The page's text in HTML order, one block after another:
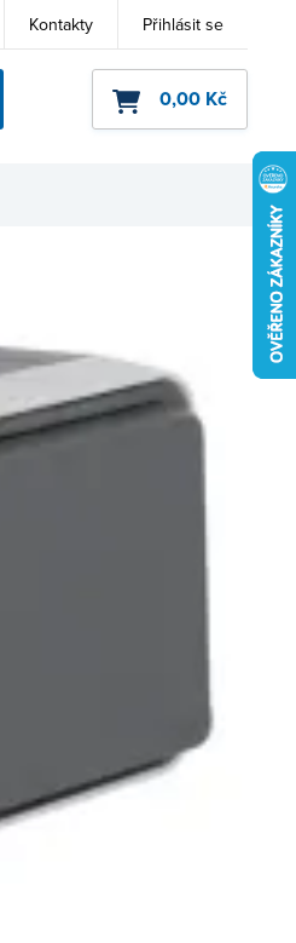
Kontakty Přihlásit se
0,00 Kč